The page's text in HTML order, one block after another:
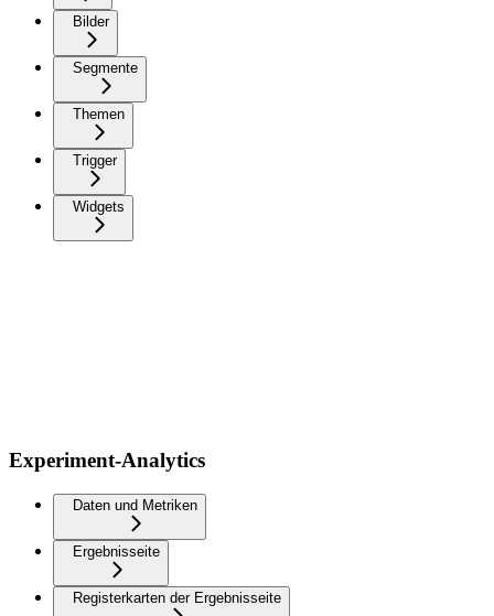
Bilder
Segmente
Themen
Trigger
Widgets
Experiment-Analytics
Daten und Metriken
Ergebnisseite
Registerkarten der Ergebnisseite